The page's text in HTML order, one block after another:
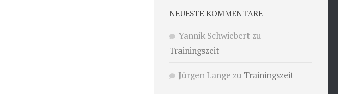
NEUESTE KOMMENTARE
Yannik Schwiebert zu
Trainingszeit
Jürgen Lange zu Trainingszeit